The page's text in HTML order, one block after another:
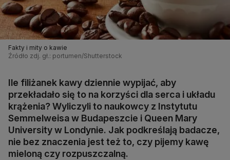
Fakty i mity o kawie
Źródło zdj. gł.: portumen/Shutterstock
Ile filiżanek kawy dziennie wypijać, aby
przekładało się to na korzyści dla serca i układu
krążenia? Wyliczyli to naukowcy z Instytutu
Semmelweisa w Budapeszcie i Queen Mary
University w Londynie. Jak podkreślają badacze,
nie bez znaczenia jest też to, czy pijemy kawę
mieloną czy rozpuszczalną.